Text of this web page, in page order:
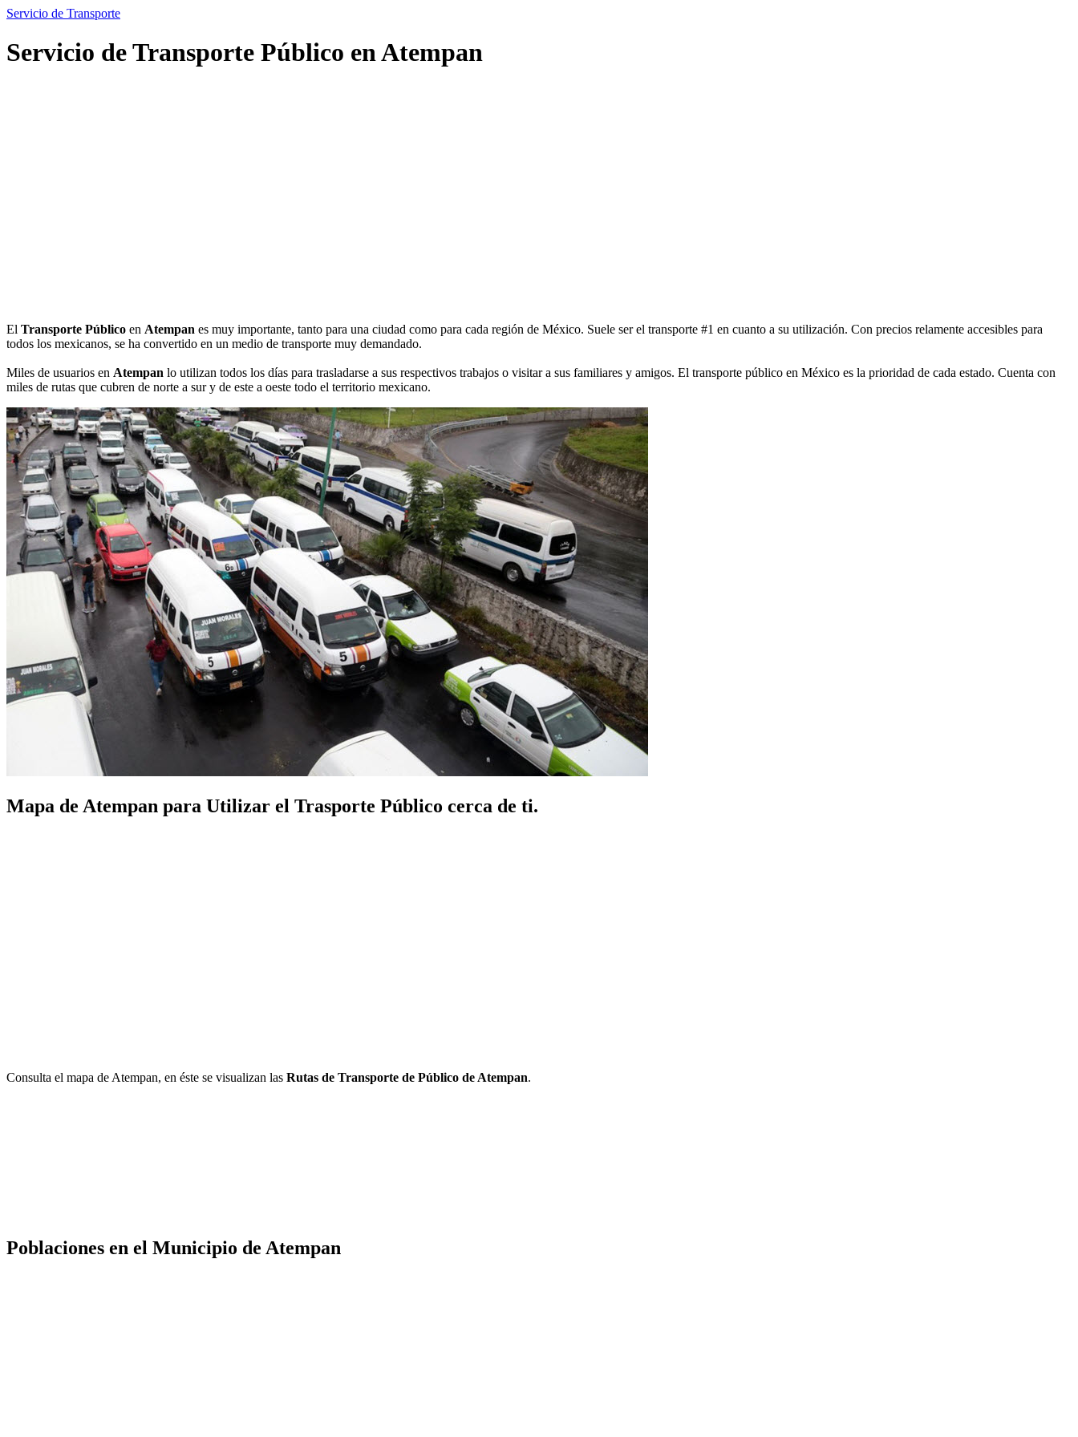
Servicio de Transporte
Servicio de Transporte Público en Atempan
El Transporte Público en Atempan es muy importante, tanto para una ciudad como para cada región de México. Suele ser el transporte #1 en cuanto a su utilización. Con precios relamente accesibles para
todos los mexicanos, se ha convertido en un medio de transporte muy demandado.
Miles de usuarios en Atempan lo utilizan todos los días para trasladarse a sus respectivos trabajos o visitar a sus familiares y amigos. El transporte público en México es la prioridad de cada estado. Cuenta con
miles de rutas que cubren de norte a sur y de este a oeste todo el territorio mexicano.
Mapa de Atempan para Utilizar el Trasporte Público cerca de ti.
Consulta el mapa de Atempan, en éste se visualizan las Rutas de Transporte de Público de Atempan.
Poblaciones en el Municipio de Atempan